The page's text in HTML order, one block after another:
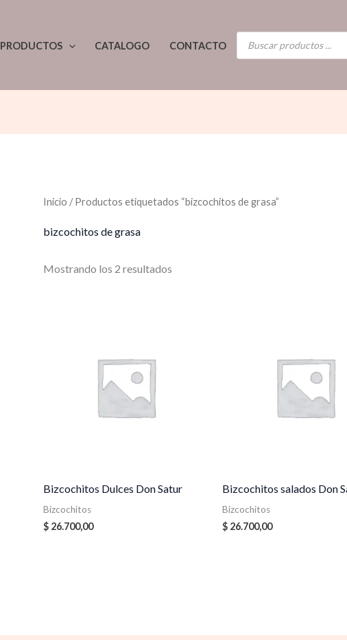
PRODUCTOS CATALOGO CONTACTO
BÚSQUEDA
DE
PRODUCTOS
Inicio / Productos etiquetados “bizcochitos de grasa”
bizcochitos de grasa
Mostrando los 2 resultados
Bizcochitos Dulces Don Satur
Bizcochitos
$26.700,00
Bizcochitos salados Don
Bizcochitos
$ 26.700,00